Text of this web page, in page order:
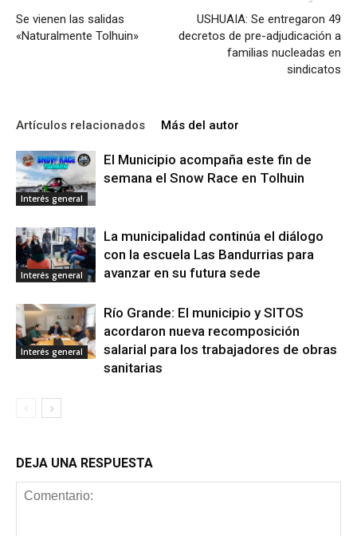
Se vienen las salidas
«Naturalmente Tolhuin»
USHUAIA: Se entregaron 49
decretos de pre-adjudicación a
familias nucleadas en
sindicatos
Artículos relacionados Más del autor
Interés general
El Municipio acompaña este fin de
semana el Snow Race en Tolhuin
Interés general
La municipalidad continúa el diálogo
con la escuela Las Bandurrias para
avanzar en su futura sede
Interés general
Río Grande: El municipio y SITOS
acordaron nueva recomposición
salarial para los trabajadores de obras
sanitarias
DEJA UNA RESPUESTA